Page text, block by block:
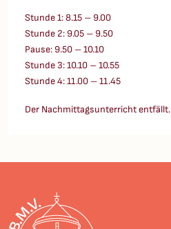
Stunde 1: 8.15 – 9.00
Stunde 2: 9.05 – 9.50
Pause: 9.50 – 10.10
Stunde 3: 10.10 – 10.55
Stunde 4: 11.00 – 11.45
Der Nachmittagsunterricht entfällt.